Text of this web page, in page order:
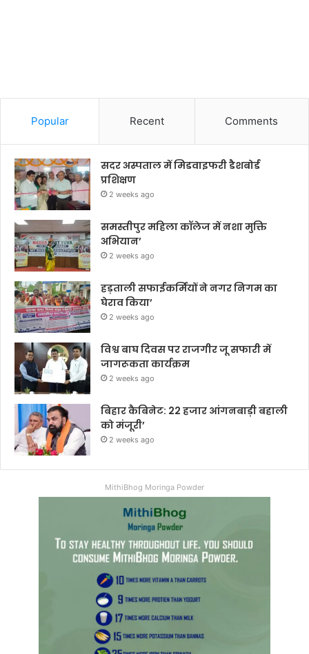
Popular Recent Comments
सदर अस्पताल में मिडवाइफरी डैशबोर्ड
प्रशिक्षण
2 weeks ago
समस्तीपुर महिला कॉलेज में नशा मुक्ति
अभियान’
2 weeks ago
हड़ताली सफाईकर्मियों ने नगर निगम का
घेराव किया’
2 weeks ago
विश्व बाघ दिवस पर राजगीर जू सफारी में
जागरूकता कार्यक्रम
2 weeks ago
बिहार कैबिनेट: 22 हजार आंगनबाड़ी बहाली
को मंजूरी’
2 weeks ago
MithiBhog Moringa Powder